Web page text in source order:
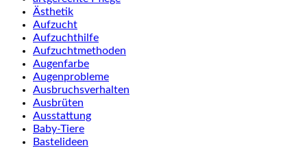
Ästhetik
Aufzucht
Aufzuchthilfe
Aufzuchtmethoden
Augenfarbe
Augenprobleme
Ausbruchsverhalten
Ausbrüten
Ausstattung
Baby-Tiere
Bastelideen